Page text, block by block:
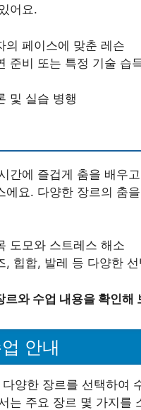
어요.
의 페이스에 맞춘 레슨
준비 또는 특정 기술 습
및 실습 병행
간에 즐겁게 춤을 배우
에요. 다양한 장르의 춤
도모와 스트레스 해소
, 힙합, 발레 등 다양한
르와 수업 내용을 확인해
안내
양한 장르를 선택하여
는 주요 장르 몇 가지를